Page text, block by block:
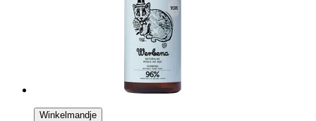
Winkelmandje